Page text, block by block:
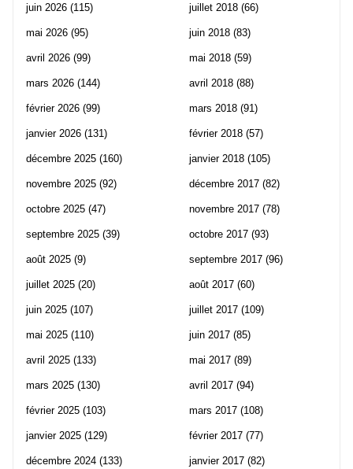
juin 2026 (115)
mai 2026 (95)
avril 2026 (99)
mars 2026 (144)
février 2026 (99)
janvier 2026 (131)
décembre 2025 (160)
novembre 2025 (92)
octobre 2025 (47)
septembre 2025 (39)
août 2025 (9)
juillet 2025 (20)
juin 2025 (107)
mai 2025 (110)
avril 2025 (133)
mars 2025 (130)
février 2025 (103)
janvier 2025 (129)
décembre 2024 (133)
juillet 2018 (66)
juin 2018 (83)
mai 2018 (59)
avril 2018 (88)
mars 2018 (91)
février 2018 (57)
janvier 2018 (105)
décembre 2017 (82)
novembre 2017 (78)
octobre 2017 (93)
septembre 2017 (96)
août 2017 (60)
juillet 2017 (109)
juin 2017 (85)
mai 2017 (89)
avril 2017 (94)
mars 2017 (108)
février 2017 (77)
janvier 2017 (82)